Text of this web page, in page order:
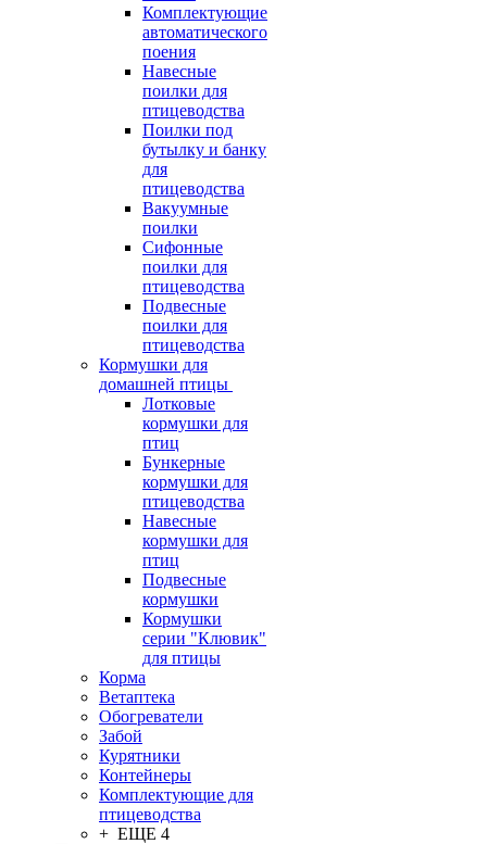
Комплектующие
автоматического
поения
Навесные
поилки для
птицеводства
Поилки под
бутылку и банку
для
птицеводства
Вакуумные
поилки
Сифонные
поилки для
птицеводства
Подвесные
поилки для
птицеводства
Кормушки для
домашней птицы
Лотковые
кормушки для
птиц
Бункерные
кормушки для
птицеводства
Навесные
кормушки для
птиц
Подвесные
кормушки
Кормушки
серии "Клювик"
для птицы
Корма
Ветаптека
Обогреватели
Забой
Курятники
Контейнеры
Комплектующие для
птицеводства
+ ЕЩЕ 4